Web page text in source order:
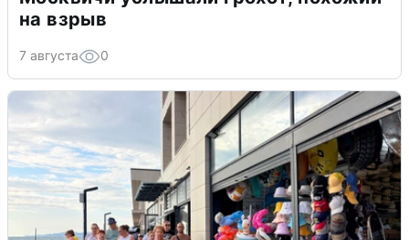
на взрыв
7 августа 0